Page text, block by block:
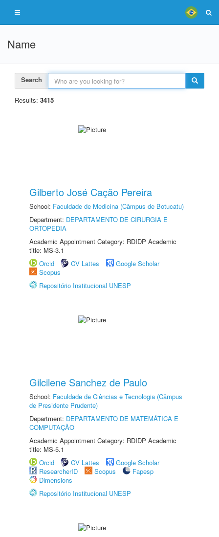
Name
Search
Results: 3415
Gilberto José Cação Pereira
School: Faculdade de Medicina (Câmpus de Botucatu)
Department: DEPARTAMENTO DE CIRURGIA E
ORTOPEDIA
Academic Appointment Category: RDIDP Academic
title: MS-3.1
Orcid
CV Lattes
Google Scholar
Scopus
Repositório Institucional UNESP
Gilcilene Sanchez de Paulo
School: Faculdade de Ciências e Tecnologia (Câmpus
de Presidente Prudente)
Department: DEPARTAMENTO DE MATEMÁTICA E
COMPUTAÇÃO
Academic Appointment Category: RDIDP Academic
title: MS-5.1
Orcid
CV Lattes
Google Scholar
ResearcherID
Scopus
Fapesp
Dimensions
Repositório Institucional UNESP